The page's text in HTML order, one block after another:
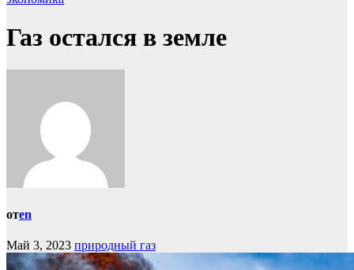
Газ остался в земле
отen
Май 3, 2023 природный газ